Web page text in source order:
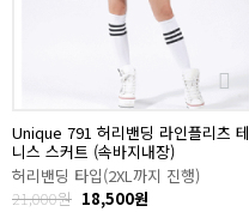
Unique 791 허리밴딩 라인플리츠 테
니스 스커트 (속바지내장)
허리밴딩 타입(2XL까지 진행)
21,000원 18,500원